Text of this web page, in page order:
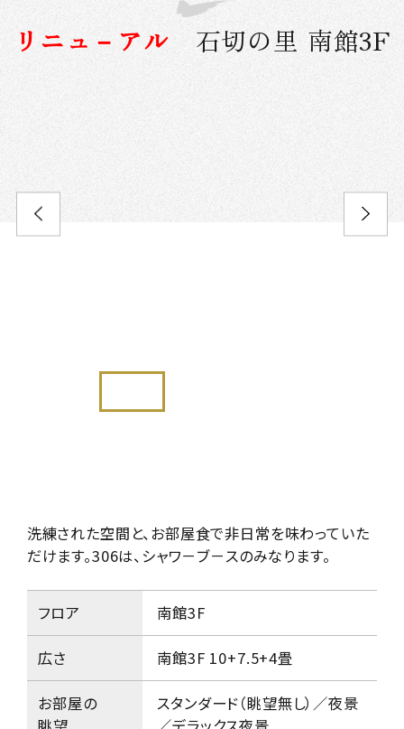
リニュ－アル 石切の里 南館3F
洗練された空間と、お部屋食で非日常を味わっていた
だけます。306は、シャワ－ブ－スのみなります。
フロア 南館3F
広さ 南館3F 10+7.5+4畳
お部屋の
スタンダード（眺望無し）／夜景